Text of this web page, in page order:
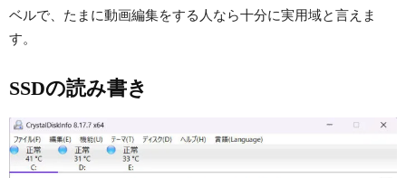
ベルで、たまに動画編集をする人なら十分に実用域と言えま
す。
SSDの読み書き